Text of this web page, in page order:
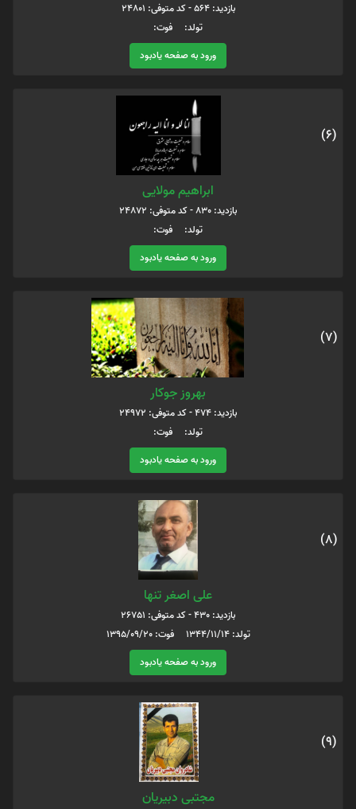
بازدید: 564 - کد متوفی: 24801
تولد: فوت:
ورود به صفحه یادبود
(6)
ابراهیم مولایی
بازدید: 830 - کد متوفی: 24872
تولد: فوت:
ورود به صفحه یادبود
(7)
بهروز جوکار
بازدید: 474 - کد متوفی: 24972
تولد: فوت:
ورود به صفحه یادبود
(8)
علی اصغر تنها
بازدید: 430 - کد متوفی: 26751
تولد: 1344/11/14 فوت: 1395/09/20
ورود به صفحه یادبود
(9)
مجتبی دبیریان